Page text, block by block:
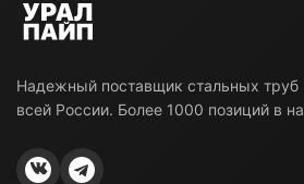
Надежный поставщик стальных труб
всей России. Более 1000 позиций в